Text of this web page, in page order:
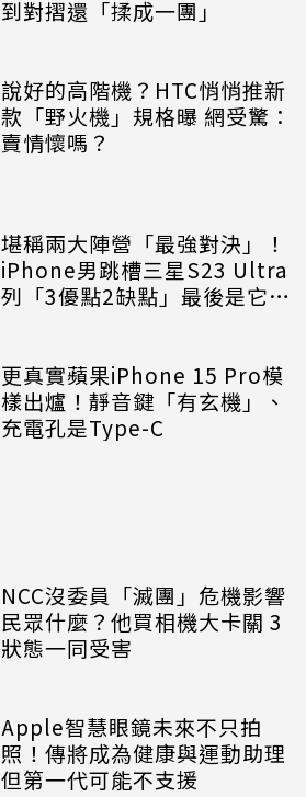
到對摺還「揉成一團」
說好的高階機？HTC悄悄推新
款「野火機」規格曝 網受驚：
賣情懷嗎？
堪稱兩大陣營「最強對決」！
iPhone男跳槽三星S23 Ultra
列「3優點2缺點」最後是它贏
更真實蘋果iPhone 15 Pro模
樣出爐！靜音鍵「有玄機」、
充電孔是Type-C
NCC沒委員「滅團」危機影響
民眾什麼？他買相機大卡關 3
狀態一同受害
Apple智慧眼鏡未來不只拍
照！傳將成為健康與運動助理
但第一代可能不支援